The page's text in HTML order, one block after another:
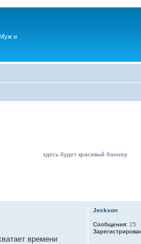
и
здесь будет красивый баннер
времени
Jeckson
Сообщения: 25